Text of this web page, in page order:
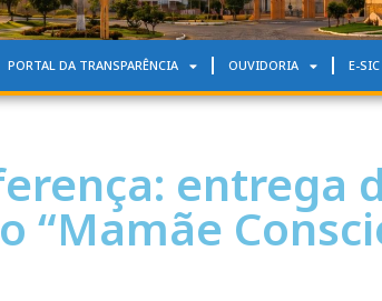
PORTAL DA TRANSPARÊNCIA OUVIDORIA E-SIC
entrega